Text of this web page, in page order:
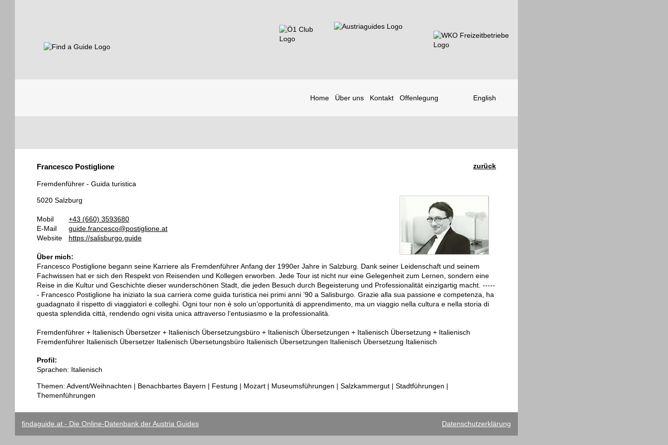
Home Über uns Kontakt Offenlegung English
Guides
zurück
Francesco Postiglione
Fremdenführer - Guida turistica
5020 Salzburg
Mobil
+43 (660) 3593680
E-Mail
guide.francesco@postiglione.at
Website
https://salisburgo.guide
Über mich:
Francesco Postiglione begann seine Karriere als Fremdenführer Anfang der 1990er Jahre in Salzburg. Dank seiner Leidenschaft und seinem
Fachwissen hat er sich den Respekt von Reisenden und Kollegen erworben. Jede Tour ist nicht nur eine Gelegenheit zum Lernen, sondern eine
Reise in die Kultur und Geschichte dieser wunderschönen Stadt, die jeden Besuch durch Begeisterung und Professionalität einzigartig macht. -----
- Francesco Postiglione ha iniziato la sua carriera come guida turistica nei primi anni ’90 a Salisburgo. Grazie alla sua passione e competenza, ha
guadagnato il rispetto di viaggiatori e colleghi. Ogni tour non è solo un’opportunità di apprendimento, ma un viaggio nella cultura e nella storia di
questa splendida città, rendendo ogni visita unica attraverso l’entusiasmo e la professionalità.
Fremdenführer + Italienisch Übersetzer + Italienisch Übersetzungsbüro + Italienisch Übersetzungen + Italienisch Übersetzung + Italienisch
Fremdenführer Italienisch Übersetzer Italienisch Übersetungsbüro Italienisch Übersetzungen Italienisch Übersetzung Italienisch
Profil:
Sprachen: Italienisch
Themen: Advent/Weihnachten | Benachbartes Bayern | Festung | Mozart | Museumsführungen | Salzkammergut | Stadtführungen |
Themenführungen
findaguide.at - Die Online-Datenbank der Austria Guides Datenschutzerklärung